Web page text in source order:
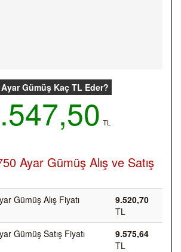
Gümüş Kaç TL Eder?
TL
Ayar Gümüş Alış ve Satış
Gümüş Alış Fiyatı
9.520,70
TL
Gümüş Satış Fiyatı
9.575,64
TL